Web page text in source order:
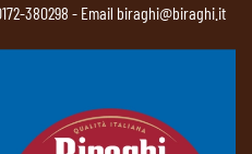
380298 - Email biraghi@biraghi.it